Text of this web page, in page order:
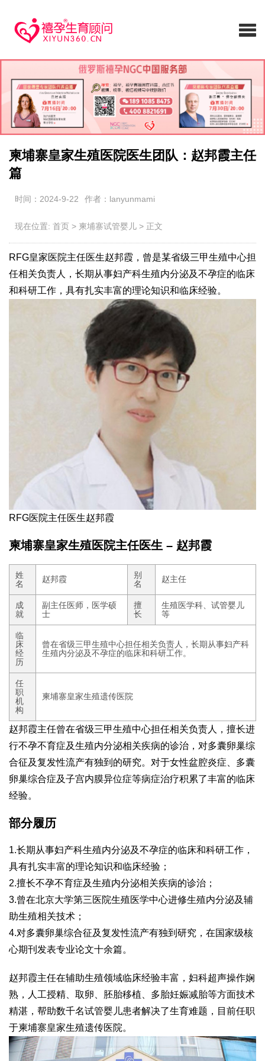
柬埔寨皇家生殖医院医生团队：赵邦霞主任
篇
时间：2024-9-22 作者：lanyunmami
现在位置: 首页 > 柬埔寨试管婴儿 > 正文
RFG皇家医院主任医生赵邦霞，曾是某省级三甲生殖中心担
任相关负责人，长期从事妇产科生殖内分泌及不孕症的临床
和科研工作，具有扎实丰富的理论知识和临床经验。
RFG医院主任医生赵邦霞
柬埔寨皇家生殖医院主任医生 – 赵邦霞
姓
名
赵邦霞
别
名
赵主任
成
就
副主任医师，医学硕
士
擅
长
生殖医学科、试管婴儿
等
临
床
经
历
曾在省级三甲生殖中心担任相关负责人，长期从事妇产科
生殖内分泌及不孕症的临床和科研工作。
任
职
机
构
柬埔寨皇家生殖遗传医院
赵邦霞主任曾在省级三甲生殖中心担任相关负责人，擅长进
行不孕不育症及生殖内分泌相关疾病的诊治，对多囊卵巢综
合征及复发性流产有独到的研究。对于女性盆腔炎症、多囊
卵巢综合症及子宫内膜异位症等病症治疗积累了丰富的临床
经验。
部分履历
1.长期从事妇产科生殖内分泌及不孕症的临床和科研工作，
具有扎实丰富的理论知识和临床经验；
2.擅长不孕不育症及生殖内分泌相关疾病的诊治；
3.曾在北京大学第三医院生殖医学中心进修生殖内分泌及辅
助生殖相关技术；
4.对多囊卵巢综合征及复发性流产有独到研究，在国家级核
心期刊发表专业论文十余篇。
赵邦霞主任在辅助生殖领域临床经验丰富，妇科超声操作娴
熟，人工授精、取卵、胚胎移植、多胎妊娠减胎等方面技术
精湛，帮助数千名试管婴儿患者解决了生育难题，目前任职
于柬埔寨皇家生殖遗传医院。